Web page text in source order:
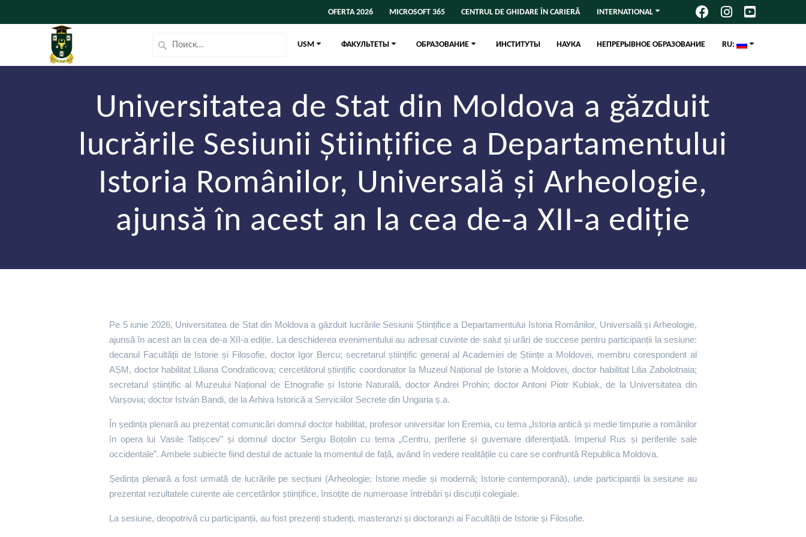
OFERTA 2026 MICROSOFT 365 CENTRUL DE GHIDARE ÎN CARIERĂ INTERNATIONAL
USM ФАКУЛЬТЕТЫ ОБРАЗОВАНИЕ ИНСТИТУТЫ НАУКА НЕПРЕРЫВНОЕ ОБРАЗОВАНИЕ RU:
Universitatea de Stat din Moldova a găzduit
lucrările Sesiunii Științifice a Departamentului
Istoria Românilor, Universală și Arheologie,
ajunsă în acest an la cea de-a XII-a ediție
Pe 5 iunie 2026, Universitatea de Stat din Moldova a găzduit lucrările Sesiunii Științifice a Departamentului Istoria Românilor, Universală și Arheologie,
ajunsă în acest an la cea de-a XII-a ediție. La deschiderea evenimentului au adresat cuvinte de salut și urări de succese pentru participanții la sesiune:
decanul Facultății de Istorie și Filosofie, doctor Igor Bercu; secretarul științific general al Academiei de Științe a Moldovei, membru corespondent al
AȘM, doctor habilitat Liliana Condraticova; cercetătorul științific coordonator la Muzeul Național de Istorie a Moldovei, doctor habilitat Lilia Zabolotnaia;
secretarul științific al Muzeului Național de Etnografie și Istorie Naturală, doctor Andrei Prohin; doctor Antoni Piotr Kubiak, de la Universitatea din
Varșovia; doctor István Bandi, de la Arhiva Istorică a Serviciilor Secrete din Ungaria ș.a.
În ședința plenară au prezentat comunicări domnul doctor habilitat, profesor universitar Ion Eremia, cu tema „Istoria antică și medie timpurie a românilor
în opera lui Vasile Tatișcev” și domnul doctor Sergiu Boțolin cu tema „Centru, periferie și guvernare diferenţiată. Imperiul Rus și periferiile sale
occidentale”. Ambele subiecte fiind destul de actuale la momentul de față, având în vedere realitățile cu care se confruntă Republica Moldova.
Ședința plenară a fost urmată de lucrările pe secțiuni (Arheologie; Istorie medie și modernă; Istorie contemporană), unde participanții la sesiune au
prezentat rezultatele curente ale cercetărilor științifice, însoțite de numeroase întrebări și discuții colegiale.
La sesiune, deopotrivă cu participanții, au fost prezenți studenți, masteranzi și doctoranzi ai Facultății de Istorie și Filosofie.